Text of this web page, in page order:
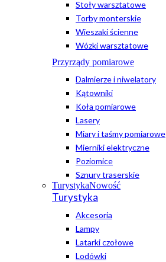
Stoły warsztatowe
Torby monterskie
Wieszaki ścienne
Wózki warsztatowe
Przyrządy pomiarowe
Dalmierze i niwelatory
Kątowniki
Koła pomiarowe
Lasery
Miary i taśmy pomiarowe
Mierniki elektryczne
Poziomice
Sznury traserskie
TurystykaNowość
Turystyka
Akcesoria
Lampy
Latarki czołowe
Lodówki